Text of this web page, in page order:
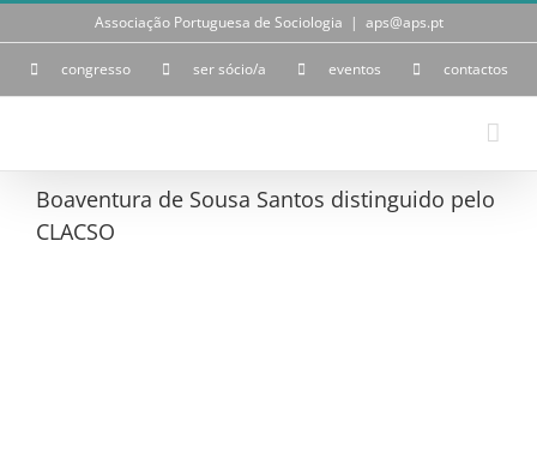
Skip
Associação Portuguesa de Sociologia | aps@aps.pt
congresso ser sócio/a eventos contactos
Boaventura de Sousa Santos distinguido pelo
CLACSO